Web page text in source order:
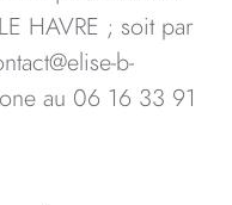
HAVRE ; soit par
b-
au 06 16 33 91